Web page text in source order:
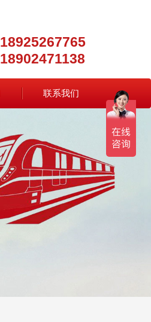
18925267765
18902471138
联系我们